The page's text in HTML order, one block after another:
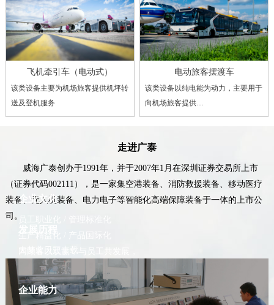
飞机牵引车（电动式）
该类设备主要为机场旅客提供机坪转
送及登机服务
电动旅客摆渡车
该类设备以纯电能为动力，主要用于
向机场旅客提供…
走进广泰
威海广泰创办于1991年，并于2007年1月在深圳证券交易所上市
（证券代码002111），是一家集空港装备、消防救援装备、移动医疗
装备、无人机装备、电力电子等智能化高端保障装备于一体的上市公
司。
企业文化
给股东以回报 对社会以贡献
拓新致远铸辉煌
企业能力